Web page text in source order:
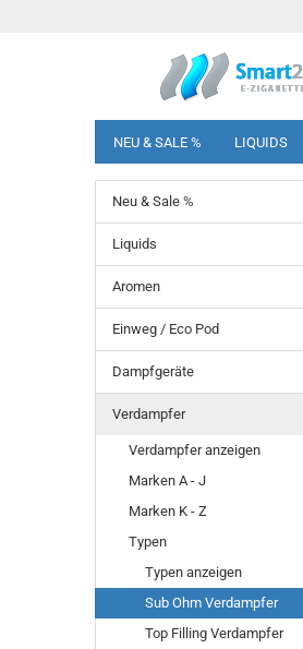
NEU & SALE % LIQUIDS
Neu & Sale %
Liquids
Aromen
Einweg / Eco Pod
Dampfgeräte
Verdampfer
Verdampfer anzeigen
Marken A - J
Marken K - Z
Typen
Typen anzeigen
Sub Ohm Verdampfer
Top Filling Verdampfer